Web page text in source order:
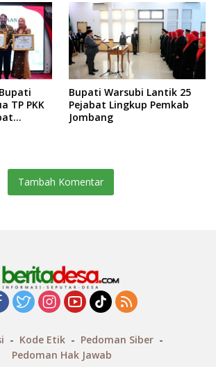
TP PKK
Bupati Warsubi Lantik 25
Pejabat Lingkup Pemkab
Jombang
Tambah Komentar
Kode Etik
Pedoman Siber
Pedoman Hak Jawab